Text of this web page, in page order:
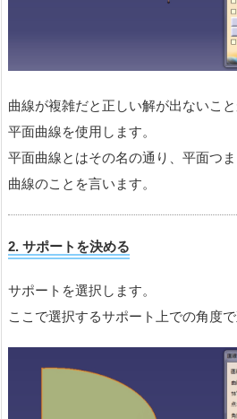
曲線が複雑だと正しい解が出ないこ
平面曲線を使用します。
平面曲線とはその名の通り、平面つ
曲線のことを言います。
2. サポートを決める
サポートを選択します。
ここで選択するサポート上での角度で